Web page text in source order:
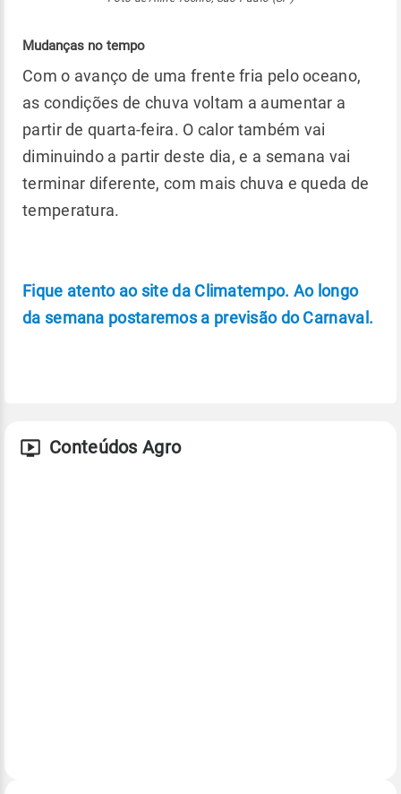
Mudanças no tempo
Com o avanço de uma frente fria pelo oceano,
as condições de chuva voltam a aumentar a
partir de quarta-feira. O calor também vai
diminuindo a partir deste dia, e a semana vai
terminar diferente, com mais chuva e queda de
temperatura.
Fique atento ao site da Climatempo. Ao longo
da semana postaremos a previsão do Carnaval.
Conteúdos Agro